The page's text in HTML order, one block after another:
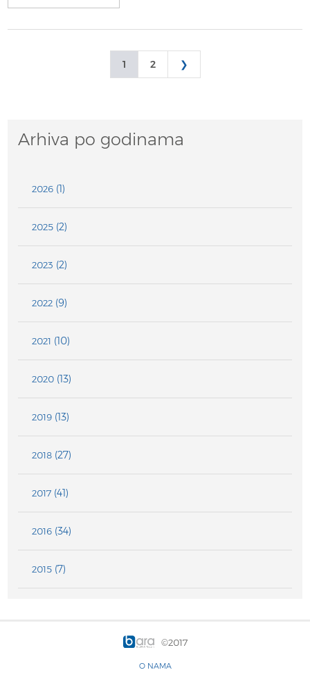
1 2 ❯
Arhiva po godinama
2026(1)
2025(2)
2023 (2)
2022(9)
2021 (10)
2020(13)
2019(13)
2018(27)
2017(41)
2016(34)
2015(7)
©2017
O NAMA